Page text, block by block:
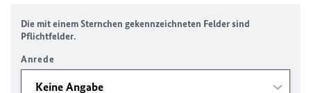
Die mit einem Sternchen gekennzeichneten Felder sind
Pflichtfelder.
Anrede